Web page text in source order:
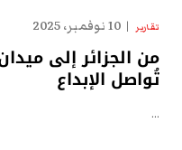
تقارير 10 نوفمبر، 2025
من الجزائر إلى
تُواصل الإبداع
…